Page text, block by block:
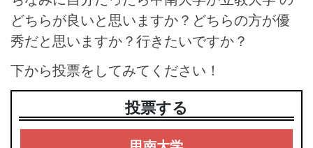
どちらが良いと思いますか？どちらの方が優
秀だと思いますか？行きたいですか？
下から投票をしてみてください！
投票する